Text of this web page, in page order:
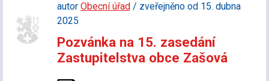
autor Obecní úřad/ zveřejněno od 15. dubna
2025
Pozvánka na 15. zasedání
Zastupitelstva obce Zašová